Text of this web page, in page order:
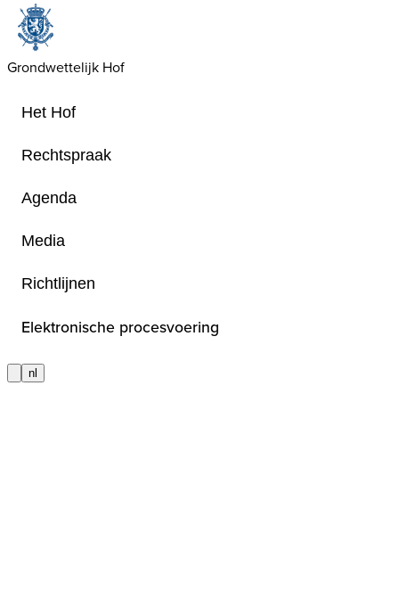
Grondwettelijk Hof
Het Hof
Rechtspraak
Agenda
Media
Richtlijnen
Elektronische procesvoering
nl
Nederlands, het Frans en – in de
waarin is voorzien bij de